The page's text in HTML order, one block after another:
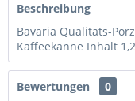
Beschreibung
Bavaria Qualitäts-
Kaffeekanne Inhalt
Bewertungen
0